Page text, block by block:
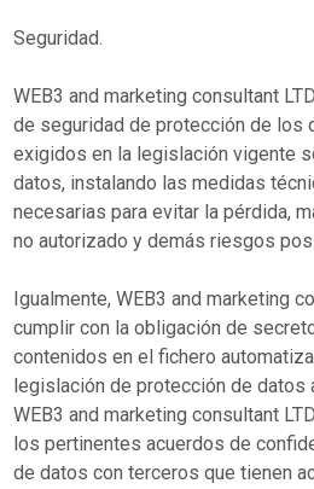
Seguridad.
WEB3 and marketing consultant
de seguridad de protección de los
exigidos en la legislación vigente
datos, instalando las medidas
necesarias para evitar la pérdida,
no autorizado y demás riesgos
Igualmente, WEB3 and marketing
cumplir con la obligación de
contenidos en el fichero
legislación de protección de datos
WEB3 and marketing consultant
los pertinentes acuerdos de
de datos con terceros que tienen